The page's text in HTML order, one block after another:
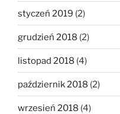
styczeń 2019 (2)
grudzień 2018 (2)
listopad 2018 (4)
październik 2018 (2)
wrzesień 2018 (4)